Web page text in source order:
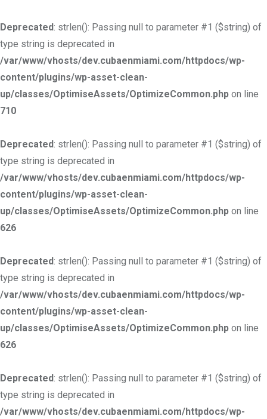
Deprecated: strlen(): Passing null to parameter #1 ($string) of
type string is deprecated in
/var/www/vhosts/dev.cubaenmiami.com/httpdocs/wp-
content/plugins/wp-asset-clean-
up/classes/OptimiseAssets/OptimizeCommon.php on line
710
Deprecated: strlen(): Passing null to parameter #1 ($string) of
type string is deprecated in
/var/www/vhosts/dev.cubaenmiami.com/httpdocs/wp-
content/plugins/wp-asset-clean-
up/classes/OptimiseAssets/OptimizeCommon.php on line
626
Deprecated: strlen(): Passing null to parameter #1 ($string) of
type string is deprecated in
/var/www/vhosts/dev.cubaenmiami.com/httpdocs/wp-
content/plugins/wp-asset-clean-
up/classes/OptimiseAssets/OptimizeCommon.php on line
626
Deprecated: strlen(): Passing null to parameter #1 ($string) of
type string is deprecated in
/var/www/vhosts/dev.cubaenmiami.com/httpdocs/wp-